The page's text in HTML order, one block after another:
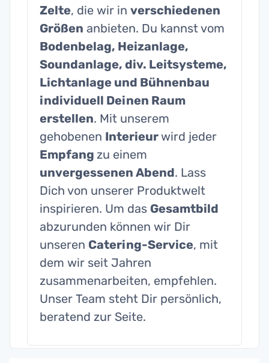
Zelte, die wir in verschiedenen
Größen anbieten. Du kannst vom
Bodenbelag, Heizanlage,
Soundanlage, div. Leitsysteme,
Lichtanlage und Bühnenbau
individuell Deinen Raum
erstellen. Mit unserem
gehobenen Interieurwird jeder
Empfang zu einem
unvergessenen Abend. Lass
Dich von unserer Produktwelt
inspirieren. Um das Gesamtbild
abzurunden können wir Dir
unseren Catering-Service, mit
dem wir seit Jahren
zusammenarbeiten, empfehlen.
Unser Team steht Dir persönlich,
beratend zur Seite.